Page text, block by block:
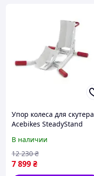
Упор колеса для скутера
Acebikes SteadyStand
В наличии
7 899₴
12 230 ₴